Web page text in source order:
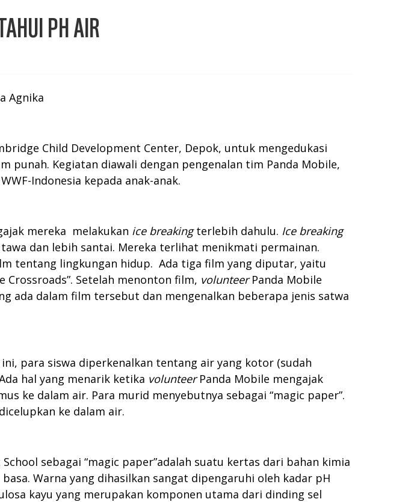
PH AIR
Agnika
Child Development Center, Depok, untuk mengedukasi
punah. Kegiatan diawali dengan pengenalan tim Panda Mobile,
Indonesia kepada anak-anak.
mereka melakukan ice breakingterlebih dahulu. Ice breaking
dan lebih santai. Mereka terlihat menikmati permainan.
tentang lingkungan hidup. Ada tiga film yang diputar, yaitu
Crossroads”. Setelah menonton film, volunteerPanda Mobile
ada dalam film tersebut dan mengenalkan beberapa jenis satwa
para siswa diperkenalkan tentang air yang kotor (sudah
hal yang menarik ketika volunteerPanda Mobile mengajak
ke dalam air. Para murid menyebutnya sebagai “magic paper”.
ke dalam air.
sebagai “magic paper”adalah suatu kertas dari bahan kimia
Warna yang dihasilkan sangat dipengaruhi oleh kadar pH
kayu yang merupakan komponen utama dari dinding sel